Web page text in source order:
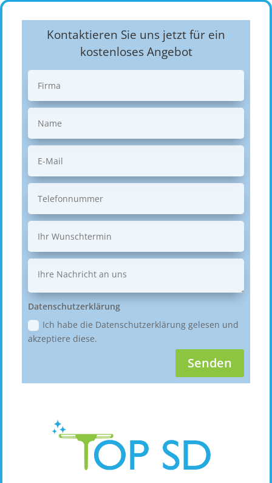
Kontaktieren Sie uns jetzt für ein
kostenloses Angebot
Datenschutzerklärung
Ich habe die Datenschutzerklärung gelesen und
akzeptiere diese.
Senden